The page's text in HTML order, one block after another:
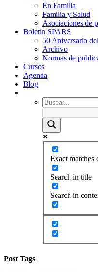
En Familia
Familia y Salud
Asociaciones de
Boletín SPARS
50 Aniversario
Archivo
Normas de
Cursos
Agenda
Blog
Exact matches
Search in title
Search in
Post Tags